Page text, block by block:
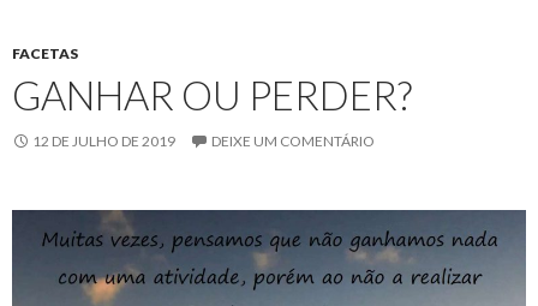
FACETAS
GANHAR OU PERDER?
12 DE JULHO DE 2019 DEIXE UM COMENTÁRIO